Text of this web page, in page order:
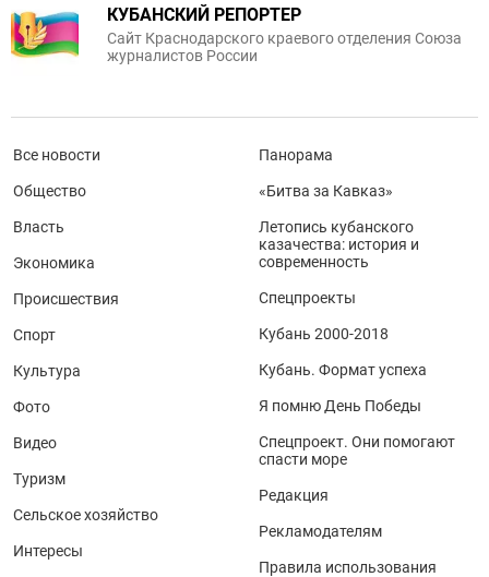
КУБАНСКИЙ РЕПОРТЕР
Сайт Краснодарского краевого отделения Союза
журналистов России
Все новости
Общество
Власть
Экономика
Происшествия
Спорт
Культура
Фото
Видео
Туризм
Сельское хозяйство
Интересы
Панорама
«Битва за Кавказ»
Летопись кубанского
казачества: история и
современность
Спецпроекты
Кубань 2000-2018
Кубань. Формат успеха
Я помню День Победы
Спецпроект. Они помогают
спасти море
Редакция
Рекламодателям
Правила использования